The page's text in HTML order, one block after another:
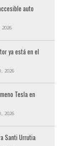
auto
2026
ya está en el
2026
Tesla en
2026
Santi Urrutia